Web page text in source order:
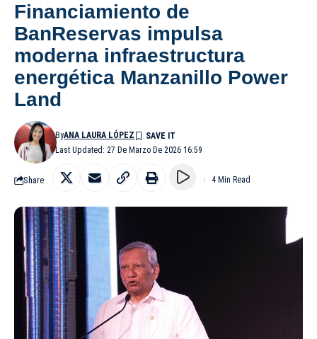
Financiamiento de
BanReservas impulsa
moderna infraestructura
energética Manzanillo Power
Land
Last Updated: 27 De Marzo De 2026 16:59
ByANA LAURA LÓPEZ
Share 4 Min Read